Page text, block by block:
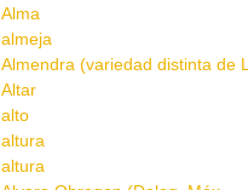
Alma
almeja
Almendra (variedad distinta de
Altar
alto
altura
altura